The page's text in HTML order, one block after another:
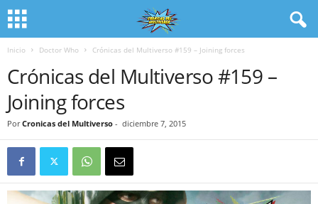
Inicio Doctor Who Crónicas del Multiverso #159 – Joining forces
Crónicas del Multiverso #159 –
Joining forces
Por Cronicas del Multiverso - diciembre 7, 2015